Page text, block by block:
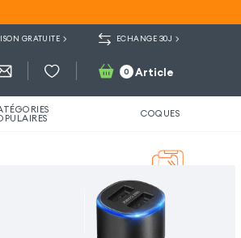
GRATUITE ECHANGE 30J
0 Article
COQUES